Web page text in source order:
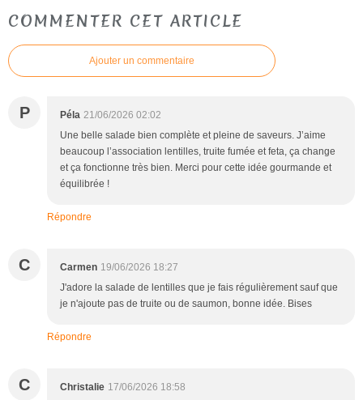
COMMENTER CET ARTICLE
Ajouter un commentaire
P Péla 21/06/2026 02:02
Une belle salade bien complète et pleine de saveurs. J’aime
beaucoup l’association lentilles, truite fumée et feta, ça change
et ça fonctionne très bien. Merci pour cette idée gourmande et
équilibrée !
Répondre
C Carmen 19/06/2026 18:27
J'adore la salade de lentilles que je fais régulièrement sauf que
je n'ajoute pas de truite ou de saumon, bonne idée. Bises
Répondre
C Christalie 17/06/2026 18:58